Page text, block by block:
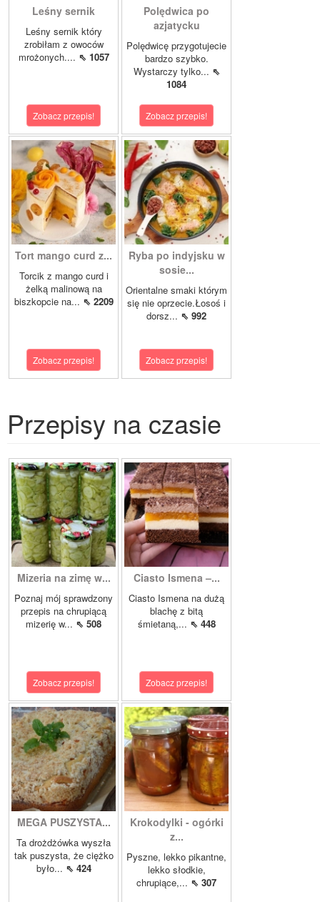
Leśny sernik
Leśny sernik który
zrobiłam z owoców
mrożonych.... ⇖ 1057
Zobacz przepis!
Polędwica po
azjatycku
Polędwicę przygotujecie
bardzo szybko.
Wystarczy tylko... ⇖
1084
Zobacz przepis!
Tort mango curd z...
Torcik z mango curd i
żelką malinową na
biszkopcie na... ⇖ 2209
Zobacz przepis!
Ryba po indyjsku w
sosie...
Orientalne smaki którym
się nie oprzecie.Łosoś i
dorsz... ⇖ 992
Zobacz przepis!
Przepisy na czasie
Mizeria na zimę w...
Poznaj mój sprawdzony
przepis na chrupiącą
mizerię w... ⇖ 508
Zobacz przepis!
Ciasto Ismena –...
Ciasto Ismena na dużą
blachę z bitą
śmietaną,... ⇖ 448
Zobacz przepis!
MEGA PUSZYSTA...
Ta drożdżówka wyszła
tak puszysta, że ciężko
było... ⇖ 424
Krokodylki - ogórki
z...
Pyszne, lekko pikantne,
lekko słodkie,
chrupiące,... ⇖ 307